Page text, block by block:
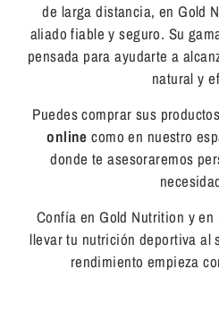
de larga distancia, en Gold
aliado fiable y seguro. Su
pensada para ayudarte a
natural y
Puedes comprar sus
online como en nuestro
donde te asesoraremos
Confía en Gold Nutrition y en
llevar tu nutrición deportiva al
rendimiento empieza